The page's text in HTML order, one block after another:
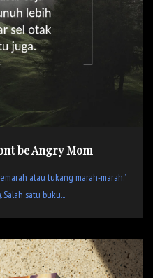
be Angry Mom
atau tukang marah-marah.”
Salah satu buku...